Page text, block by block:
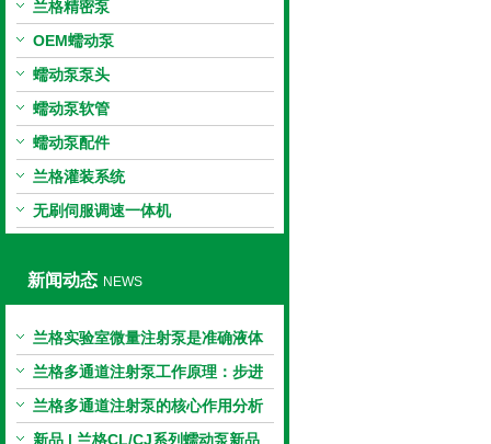
兰格精密泵
OEM蠕动泵
蠕动泵泵头
蠕动泵软管
蠕动泵配件
兰格灌装系统
无刷伺服调速一体机
新闻动态 NEWS
兰格实验室微量注射泵是准确液体
输送的科学工具
兰格多通道注射泵工作原理：步进
电机与机械传动的协同
兰格多通道注射泵的核心作用分析
新品 | 兰格CL/CJ系列蠕动泵新品